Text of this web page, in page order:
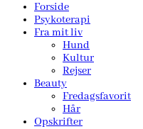
Forside
Psykoterapi
Fra mit liv
Hund
Kultur
Rejser
Beauty
Fredagsfavorit
Hår
Opskrifter